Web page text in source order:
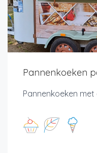
Pannenkoeken
Pannenkoeken